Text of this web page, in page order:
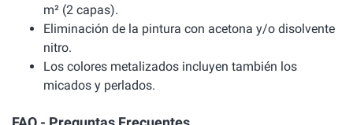
m² (2 capas).
Eliminación de la pintura con acetona y/o disolvente
nitro.
Los colores metalizados incluyen también los
micados y perlados.